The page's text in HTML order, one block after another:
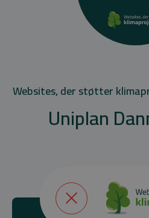
Websites, der støtter
Uniplan